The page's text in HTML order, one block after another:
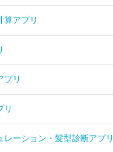
算アプリ
プリ
リ
レーション・髪型診断アプリ